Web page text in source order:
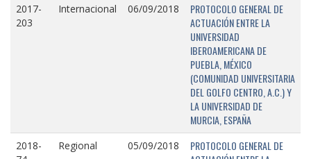
2017-
203
Internacional 06/09/2018
PROTOCOLO GENERAL DE
ACTUACIÓN ENTRE LA
UNIVERSIDAD
IBEROAMERICANA DE
PUEBLA, MÉXICO
(COMUNIDAD UNIVERSITARIA
DEL GOLFO CENTRO, A.C.) Y
LA UNIVERSIDAD DE
MURCIA, ESPAÑA
2018-
Regional 05/09/2018
PROTOCOLO GENERAL DE